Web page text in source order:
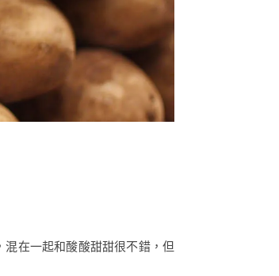
在一起和酸酸甜甜很不錯，但